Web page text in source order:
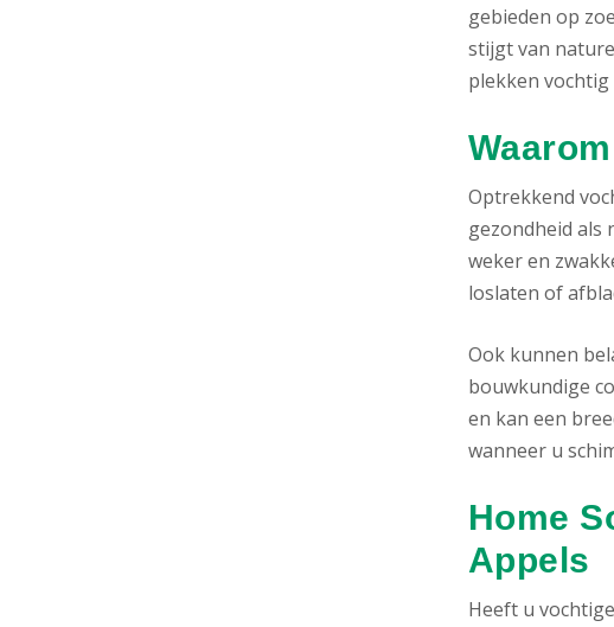
gebieden op
stijgt van
plekken vochtig
Optrekkend
gezondheid als
weker en
loslaten of
Ook kunnen
bouwkundige
en kan een
wanneer u
Home
Appels
Heeft u